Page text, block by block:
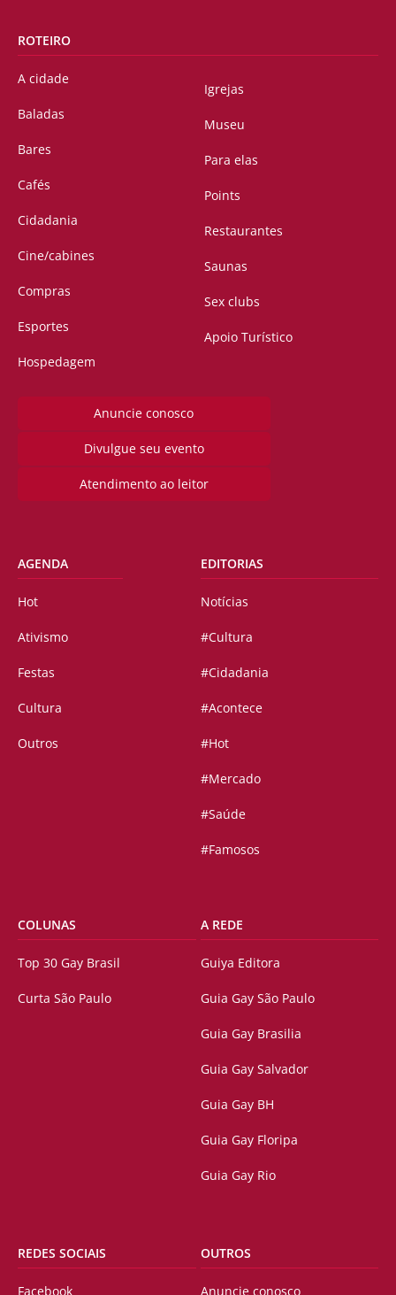
ROTEIRO
A cidade
Baladas
Bares
Cafés
Cidadania
Cine/cabines
Compras
Esportes
Hospedagem
Igrejas
Museu
Para elas
Points
Restaurantes
Saunas
Sex clubs
Apoio Turístico
Anuncie conosco
Divulgue seu evento
Atendimento ao leitor
AGENDA
Hot
Ativismo
Festas
Cultura
Outros
EDITORIAS
Notícias
#Cultura
#Cidadania
#Acontece
#Hot
#Mercado
#Saúde
#Famosos
COLUNAS
Top 30 Gay Brasil
Curta São Paulo
A REDE
Guiya Editora
Guia Gay São Paulo
Guia Gay Brasilia
Guia Gay Salvador
Guia Gay BH
Guia Gay Floripa
Guia Gay Rio
REDES SOCIAIS
Facebook
OUTROS
Anuncie conosco